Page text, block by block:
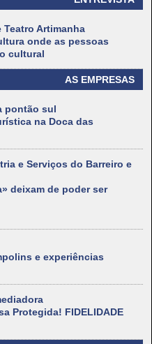
Teatro Artimanha
onde as pessoas
cultural
AS EMPRESAS
pontão sul
na Doca das
e Serviços do Barreiro e
deixam de poder ser
e experiências
Protegida! FIDELIDADE